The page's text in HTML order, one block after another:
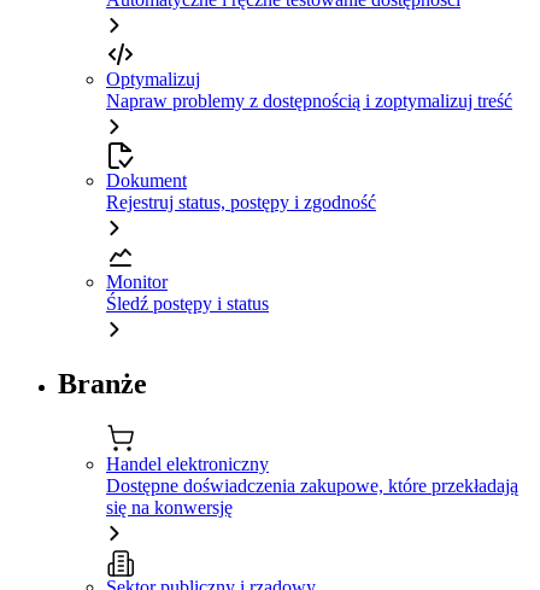
Optymalizuj
Napraw problemy z dostępnością i zoptymalizuj treść
Dokument
Rejestruj status, postępy i zgodność
Monitor
Śledź postępy i status
Branże
Handel elektroniczny
Dostępne doświadczenia zakupowe, które przekładają
się na konwersję